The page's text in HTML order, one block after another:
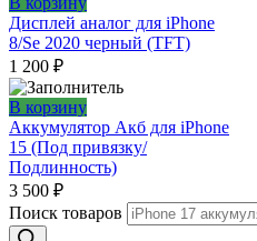
Дисплей аналог для iPhone
8/Se 2020 черный (TFT)
1 200 ₽
В корзину
Аккумулятор Акб для iPhone
15 (Под привязку/
Подлинность)
3 500 ₽
Поиск товаров